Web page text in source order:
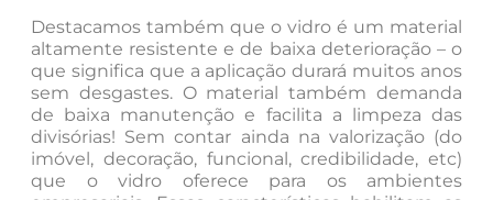
Destacamos também que o vidro é um material
altamente resistente e de baixa deterioração – o
que significa que a aplicação durará muitos anos
sem desgastes. O material também demanda
de baixa manutenção e facilita a limpeza das
divisórias! Sem contar ainda na valorização (do
imóvel, decoração, funcional, credibilidade, etc)
que o vidro oferece para os ambientes